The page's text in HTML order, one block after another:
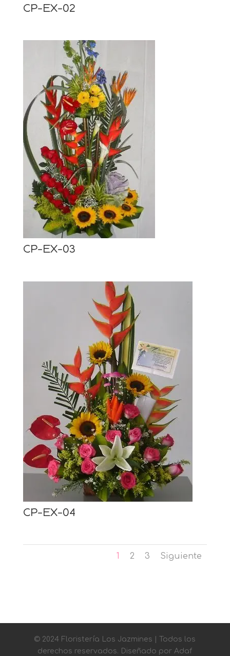
CP-EX-02
CP-EX-03
CP-EX-04
1 2 3 Siguiente
© 2024 Floristería Los Jazmines | Todos los
derechos reservados. Diseñado por Adaf